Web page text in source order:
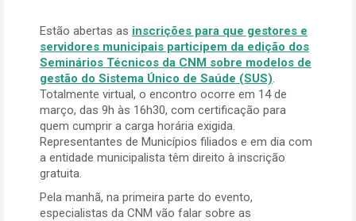
Estão abertas as inscrições para que gestores e
servidores municipais participem da edição dos
Seminários Técnicos da CNM sobre modelos de
gestão do Sistema Único de Saúde (SUS).
Totalmente virtual, o encontro ocorre em 14 de
março, das 9h às 16h30, com certificação para
quem cumprir a carga horária exigida.
Representantes de Municípios filiados e em dia com
a entidade municipalista têm direito à inscrição
gratuita.
Pela manhã, na primeira parte do evento,
especialistas da CNM vão falar sobre as